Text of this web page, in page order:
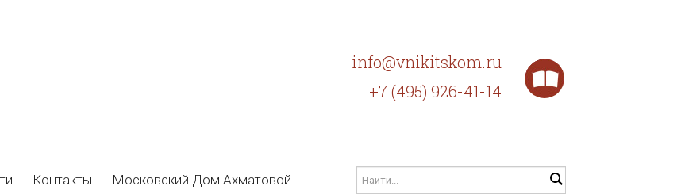
info@vnikitskom.ru
+7 (495) 926-41-14
Контакты Московский Дом Ахматовой